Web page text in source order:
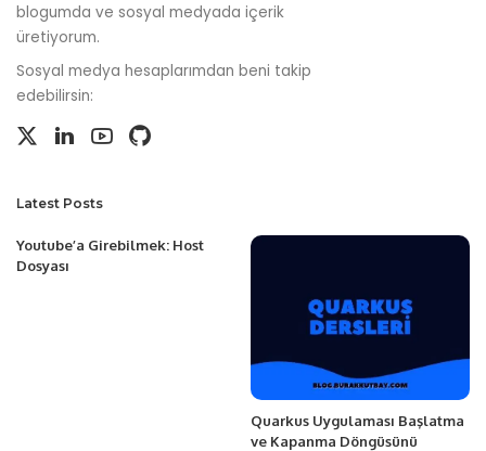
blogumda ve sosyal medyada içerik
üretiyorum.
Sosyal medya hesaplarımdan beni takip
edebilirsin:
Latest Posts
Youtube’a Girebilmek: Host
Dosyası
Quarkus Uygulaması Başlatma
ve Kapanma Döngüsünü